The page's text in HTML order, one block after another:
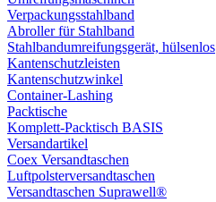
Verpackungsstahlband
Abroller für Stahlband
Stahlbandumreifungsgerät, hülsenlos
Kantenschutzleisten
Kantenschutzwinkel
Container-Lashing
Packtische
Komplett-Packtisch BASIS
Versandartikel
Coex Versandtaschen
Luftpolsterversandtaschen
Versandtaschen Suprawell®